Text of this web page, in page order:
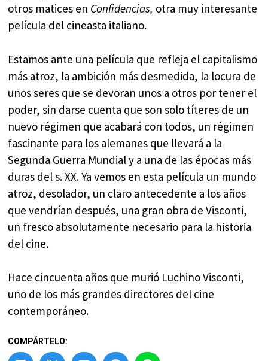
otros matices en Confidencias, otra muy interesante
película del cineasta italiano.
Estamos ante una película que refleja el capitalismo
más atroz, la ambición más desmedida, la locura de
unos seres que se devoran unos a otros por tener el
poder, sin darse cuenta que son solo títeres de un
nuevo régimen que acabará con todos, un régimen
fascinante para los alemanes que llevará a la
Segunda Guerra Mundial y a una de las épocas más
duras del s. XX. Ya vemos en esta película un mundo
atroz, desolador, un claro antecedente a los años
que vendrían después, una gran obra de Visconti,
un fresco absolutamente necesario para la historia
del cine.
Hace cincuenta años que murió Luchino Visconti,
uno de los más grandes directores del cine
contemporáneo.
COMPÁRTELO: